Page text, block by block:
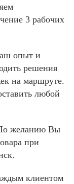
3 рабочих
опыт и
решения
на маршруте.
любой
желанию Вы
при
клиентом